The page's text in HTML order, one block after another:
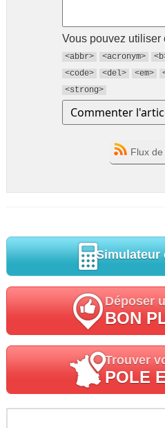
Vous pouvez utiliser
<abbr>
<acronym>
<code>
<del> <em>
<strong>
Flux
Simulateur
Déposer
BON
Trouver
POLE